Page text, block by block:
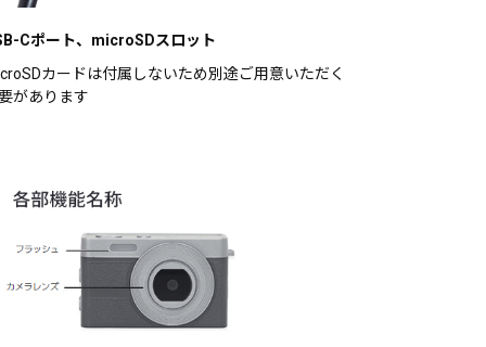
Cポート、microSDスロット
カードは付属しないため別途ご用意いただく
があります